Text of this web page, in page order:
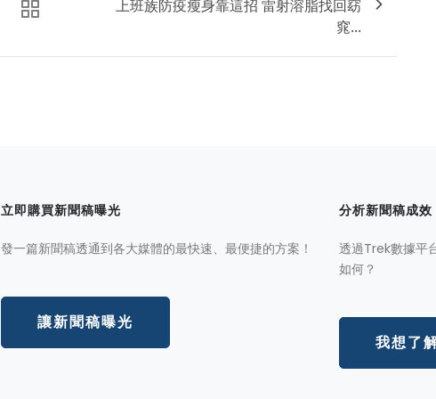
上班族防疫瘦身靠這招 雷射溶脂找回窈
窕...
立即購買新聞稿曝光
發一篇新聞稿透通到各大媒體的最快速、最便捷的方案！
讓新聞稿曝光
分析新聞稿成效
透過Trek數據平
如何？
我想了